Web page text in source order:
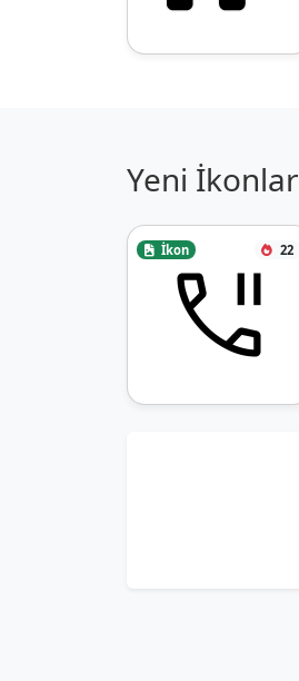
Yeni İkonlar
İkon 22